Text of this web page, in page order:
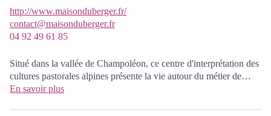
http://www.maisonduberger.fr/
contact@maisonduberger.fr
04 92 49 61 85
Situé dans la vallée de Champoléon, ce centre d'interprétation des
cultures pastorales alpines présente la vie autour du métier de
berger. Une exposition, des animations pédagogiques, des
En savoir plus